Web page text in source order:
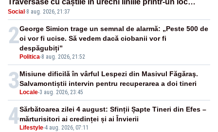
Traversase cu căștile în urechi liniile printr-un loc
nepermis
Social ·8 aug. 2026, 21:37
2
Politica-8 aug. 2026, 21:52
George Simion trage un semnal de alarmă: „Peste 500 de
oi vor fi ucise. Să vedem dacă ciobanii vor fi
despăgubiți”
3 Locale-3 aug. 2026, 23:45
Misiune dificilă în vârful Lespezi din Masivul Făgăraş.
Salvamontiștii intervin pentru recuperarea a doi tineri
4 Lifestyle-4 aug. 2026, 07:11
Sărbătoarea zilei 4 august: Sfinții Șapte Tineri din Efes –
mărturisitori ai credinței și ai Învierii